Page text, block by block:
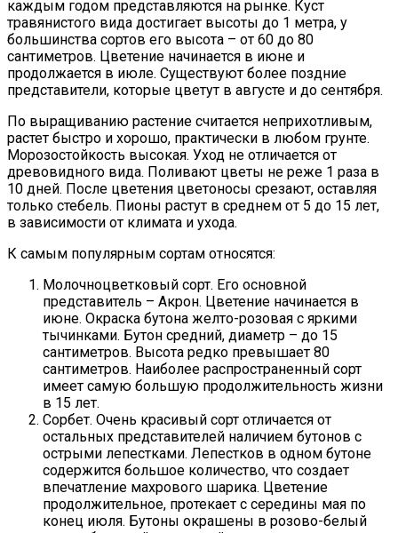
каждым годом представляются на рынке. Куст
травянистого вида достигает высоты до 1 метра, у
большинства сортов его высота – от 60 до 80
сантиметров. Цветение начинается в июне и
продолжается в июле. Существуют более поздние
представители, которые цветут в августе и до сентября.
По выращиванию растение считается неприхотливым,
растет быстро и хорошо, практически в любом грунте.
Морозостойкость высокая. Уход не отличается от
древовидного вида. Поливают цветы не реже 1 раза в
10 дней. После цветения цветоносы срезают, оставляя
только стебель. Пионы растут в среднем от 5 до 15 лет,
в зависимости от климата и ухода.
К самым популярным сортам относятся:
Молочноцветковый сорт. Его основной
представитель – Акрон. Цветение начинается в
июне. Окраска бутона желто-розовая с яркими
тычинками. Бутон средний, диаметр – до 15
сантиметров. Высота редко превышает 80
сантиметров. Наиболее распространенный сорт
имеет самую большую продолжительность жизни
в 15 лет.
Сорбет. Очень красивый сорт отличается от
остальных представителей наличием бутонов с
острыми лепестками. Лепестков в одном бутоне
содержится большое количество, что создает
впечатление махрового шарика. Цветение
продолжительное, протекает с середины мая по
конец июля. Бутоны окрашены в розово-белый